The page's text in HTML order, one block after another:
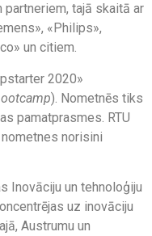
tajā skaitā ar
«Philips»,
un citiem.
2020»
). Nometnēs tiks
pamatprasmes. RTU
norisini
Inovāciju un tehnoloģiju
uz inovāciju
Austrumu un